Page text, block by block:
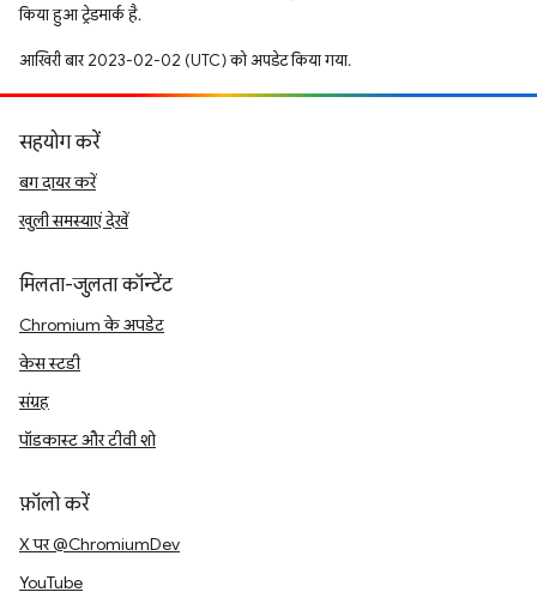
किया हुआ ट्रेडमार्क है.
आखिरी बार 2023-02-02 (UTC) को अपडेट किया गया.
सहयोग करें
बग दायर करें
खुली समस्याएं देखें
मिलता-जुलता कॉन्टेंट
Chromium के अपडेट
केस स्टडी
संग्रह
पॉडकास्ट और टीवी शो
फ़ॉलो करें
X पर @ChromiumDev
YouTube